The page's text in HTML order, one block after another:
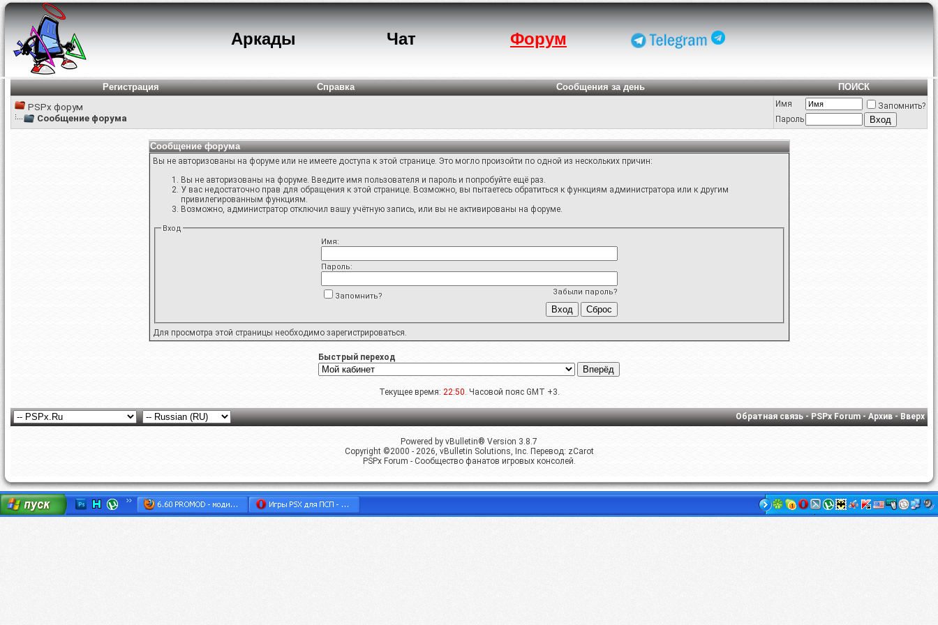
Аркады Чат Форум
Регистрация Справка Сообщения за день
ПОИСК
PSPx форум
Сообщение форума
Имя
Запомнить?
Пароль
Сообщение форума
Вы не авторизованы на форуме или не имеете доступа к этой странице. Это могло произойти по одной из нескольких причин:
Вы не авторизованы на форуме. Введите имя пользователя и пароль и попробуйте ещё раз.
У вас недостаточно прав для обращения к этой странице. Возможно, вы пытаетесь обратиться к функциям администратора или к другим
привилегированным функциям.
Возможно, администратор отключил вашу учётную запись, или вы не активированы на форуме.
Вход
Имя:
Пароль:
Забыли пароль?
Запомнить?
Для просмотра этой страницы необходимо зарегистрироваться.
Быстрый переход
Текущее время: 22:50. Часовой пояс GMT +3.
Обратная связь-PSPx Forum-Архив-Вверх
Powered by vBulletin® Version 3.8.7
Copyright ©2000 - 2026, vBulletin Solutions, Inc. Перевод: zCarot
PSPx Forum - Сообщество фанатов игровых консолей.